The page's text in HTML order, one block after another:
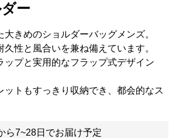
ー
きめのショルダーバッグメンズ。
性と風合いを兼ね備えています。
プと実用的なフラップ式デザイン
ットもすっきり収納でき、都会的なス
ら7~28日でお届け予定